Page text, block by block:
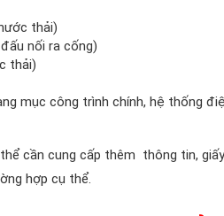
thải)
nối ra cống)
thải)
mục công trình chính, hệ thống
cần cung cấp thêm thông tin,
hợp cụ thể.